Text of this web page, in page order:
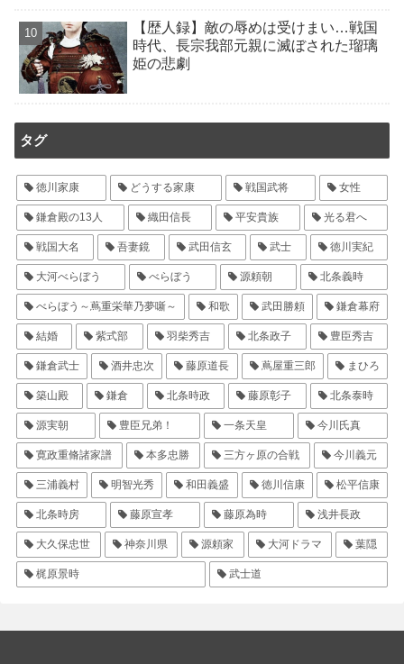
【歴人録】敵の辱めは受けまい…戦国
時代、長宗我部元親に滅ぼされた瑠璃
姫の悲劇
タグ
徳川家康 どうする家康 戦国武将 女性
鎌倉殿の13人 織田信長 平安貴族 光る君へ
戦国大名 吾妻鏡 武田信玄 武士 徳川実紀
大河べらぼう べらぼう 源頼朝 北条義時
べらぼう～蔦重栄華乃夢噺～ 和歌 武田勝頼 鎌倉幕府
結婚 紫式部 羽柴秀吉 北条政子 豊臣秀吉
鎌倉武士 酒井忠次 藤原道長 蔦屋重三郎 まひろ
築山殿 鎌倉 北条時政 藤原彰子 北条泰時
源実朝 豊臣兄弟！ 一条天皇 今川氏真
寛政重脩諸家譜 本多忠勝 三方ヶ原の合戦 今川義元
三浦義村 明智光秀 和田義盛 徳川信康 松平信康
北条時房 藤原宣孝 藤原為時 浅井長政
大久保忠世 神奈川県 源頼家 大河ドラマ 葉隠
梶原景時 武士道